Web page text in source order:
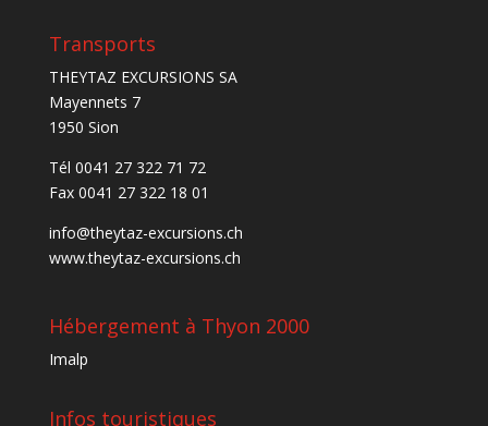
Transports
THEYTAZ EXCURSIONS SA
Mayennets 7
1950 Sion
Tél 0041 27 322 71 72
Fax 0041 27 322 18 01
info@theytaz-excursions.ch
www.theytaz-excursions.ch
Hébergement à Thyon 2000
Imalp
Infos touristiques